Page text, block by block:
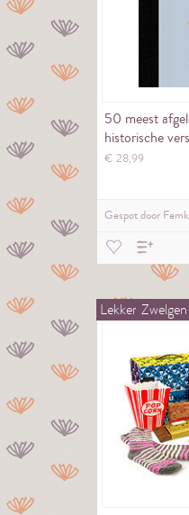
50 meest
historische
€28,99
Gespot door
Lekker Zwelgen